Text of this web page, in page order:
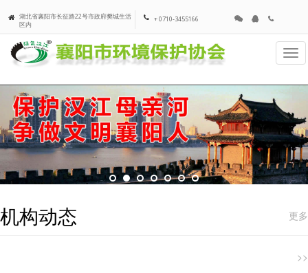
湖北省襄阳市长征路22号市政府樊城生活
区内
+ 0710-3455166
机构动态 更多
>>